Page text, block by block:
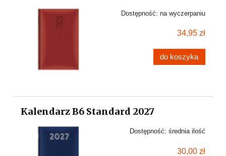
Dostępność: na wyczerpaniu
34,95 zł
do koszyka
Kalendarz B6 Standard 2027
Dostępność: średnia ilość
30,00 zł